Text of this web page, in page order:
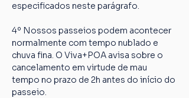
especificados neste parágrafo.
4º Nossos passeios podem acontecer
normalmente com tempo nublado e
chuva fina. O Viva+POA avisa sobre o
cancelamento em virtude de mau
tempo no prazo de 2h antes do início do
passeio.